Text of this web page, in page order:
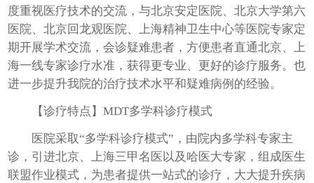
度重视医疗技术的交流，与北京安定医院、北京大学第六
医院、北京回龙观医院、上海精神卫生中心等医院专家定
期开展学术交流，会诊疑难患者，方便患者直通北京、上
海一线专家诊疗水准，获得更专业、更好的诊疗服务。也
进一步提升我院的治疗技术水平和疑难病例的经验。
【诊疗特点】MDT多学科诊疗模式
医院采取“多学科诊疗模式”，由院内多学科专家主
诊，引进北京、上海三甲名医以及哈医大专家，组成医生
联盟作业模式，为患者提供一站式的诊疗，大大提升疾病